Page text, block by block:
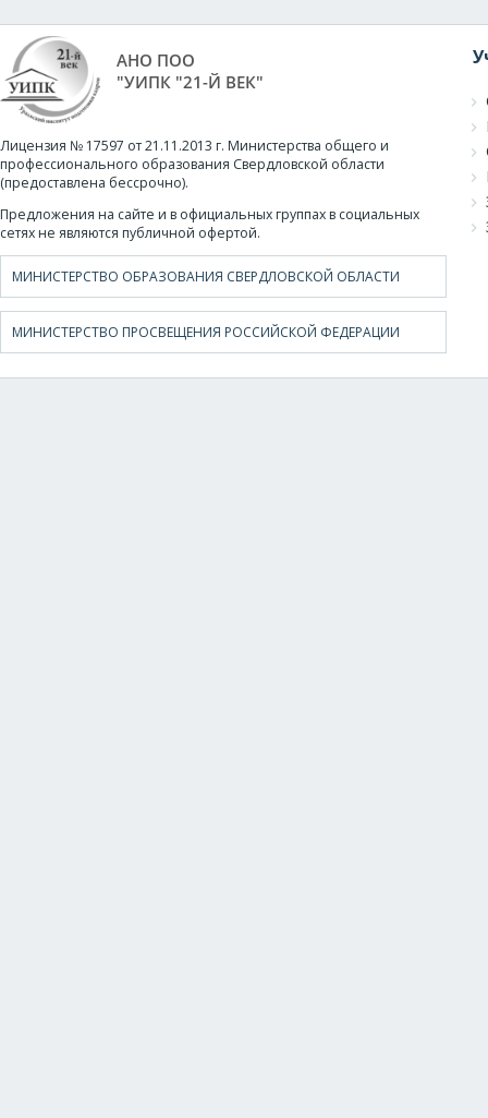
АНО ПОО
"УИПК "21-Й ВЕК"
Лицензия № 17597 от 21.11.2013 г. Министерства общего и
профессионального образования Свердловской области
(предоставлена бессрочно).
Предложения на сайте и в официальных группах в социальных
сетях не являются публичной офертой.
МИНИСТЕРСТВО ОБРАЗОВАНИЯ СВЕРДЛОВСКОЙ ОБЛАСТИ
МИНИСТЕРСТВО ПРОСВЕЩЕНИЯ РОССИЙСКОЙ ФЕДЕРАЦИИ